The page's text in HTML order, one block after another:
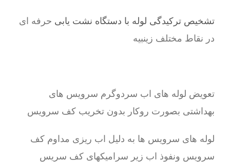
تشخیص ترکیدگی لوله با دستگاه نشت یابی حرفه ای
در نقاط مختلف زینبیه
تعویض لوله های اب سردوگرم سرویس های
بهداشتی بصورت روکار بدون تخریب کف سرویس
لوله های سرویس ها به دلیل اب ریزی مداوم کف
سرویس ونفوذ اب زیر سرامیکهای کف سریس